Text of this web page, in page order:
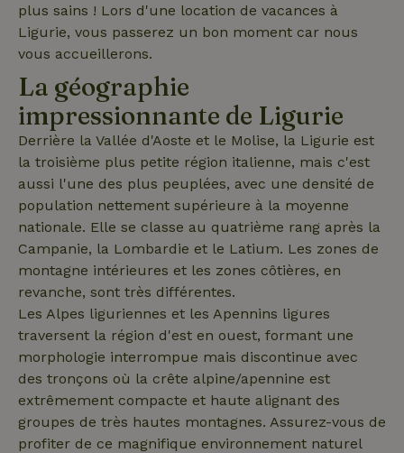
plus sains ! Lors d'une location de vacances à
Ligurie, vous passerez un bon moment car nous
vous accueillerons.
La géographie
impressionnante de Ligurie
Derrière la Vallée d'Aoste et le Molise, la Ligurie est
la troisième plus petite région italienne, mais c'est
aussi l'une des plus peuplées, avec une densité de
population nettement supérieure à la moyenne
nationale. Elle se classe au quatrième rang après la
Campanie, la Lombardie et le Latium. Les zones de
montagne intérieures et les zones côtières, en
revanche, sont très différentes.
Les Alpes liguriennes et les Apennins ligures
traversent la région d'est en ouest, formant une
morphologie interrompue mais discontinue avec
des tronçons où la crête alpine/apennine est
extrêmement compacte et haute alignant des
groupes de très hautes montagnes. Assurez-vous de
profiter de ce magnifique environnement naturel
_nhftconstraint_safety-
deposit-refund
_nhft_user-create-account www.maisonnature.fr
recently_viewed_houses www.maisonnature.fr
_nhftconstraint_new-
www.maisonnature.fr
_nhft_safety-deposit-refund www.maisonnature.fr